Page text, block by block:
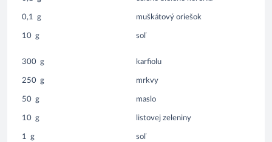
0,1 g muškátový oriešok
10 g soľ
300 g karfiolu
250 g mrkvy
50 g maslo
10 g listovej zeleniny
1 g soľ